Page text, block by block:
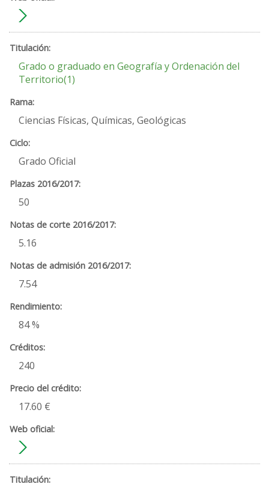
Grado o graduado en Geografía y Ordenación del
Territorio(1)
Ciencias Físicas, Químicas, Geológicas
Grado Oficial
50
5.16
7.54
84 %
240
17.60 €